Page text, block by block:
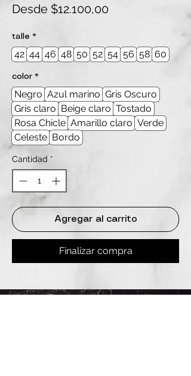
Desde $12.100,00Precio
talle *
42 44 46 48 50 52 54 56 58 60
color *
Negro Azul marino Gris Oscuro
Gris claro Beige claro Tostado
Rosa Chicle Amarillo claro Verde
Celeste Bordo
Cantidad *
Agregar al carrito
Finalizar compra